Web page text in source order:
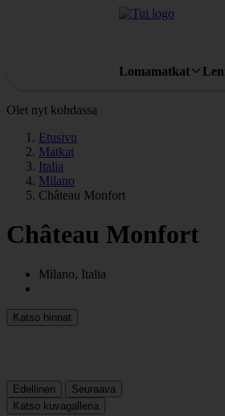
Lomamatkat
Olet nyt kohdassa
Etusivu
Matkat
Italia
Milano
Château Monfort
Château Monfort
Milano, Italia
Katso hinnat
Edellinen
Seuraava
Katso kuvagalleria